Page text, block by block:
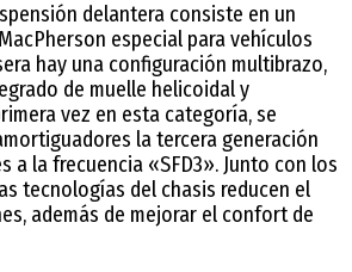
delantera consiste en un
especial para vehículos
hay una configuración multibrazo,
de muelle helicoidal y
vez en esta categoría, se
la tercera generación
a la frecuencia «SFD3». Junto con los
tecnologías del chasis reducen el
además de mejorar el confort de